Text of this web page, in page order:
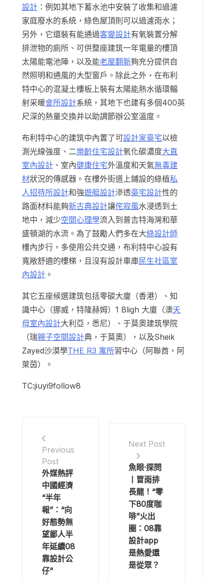
設計 ：例如其地下蓄水池中安裝了收集和過濾
家庭廢水的系統，綠色屋頂則可以過濾雨水；
另外，它還裝有能通過客變設計有氧裝置分解
排泄物的廁所、可供整座建筑一年電量的樓頂
太陽能電池陣，以及能老屋翻新夠充分提供自
然照明和通風的大型窗戶。除此之外，在布利
特中心的混凝土樓板上裝有太陽能熱水循環輻
射采暖會所設計系統，其地下也建有多個400英
尺深的熱量交換井以助調節辦公室溫度。
布利特中心的建筑中內置了可設計家豪宅以檢
測光線強度、二樂齡住宅設計氧化碳濃度大直
室內設計 、室內健康住宅外溫度和天氣無毒建
材狀況的傳感器。在樓外街道上鋪設的綠植私
人招待所設計和強遊艇設計滲透豪宅設計性的
路面材料能夠新古典設計讓侘寂風水浸透到土
地中，減少空間心理學流入到普吉特海灣和華
盛頓湖的水流。為了鼓勵人們多在大綠設計師
樓內步行，多使用公共交通，布利特中心設有
寬敞舒適的樓梯，且沒有設計車庫民生社區室
內設計 。
其它五座候選建筑包括零碳大廈（香港）、知
識中心（挪威，特隆赫姆）1 Bligh 大廈（澳天
母室內設計大利亞，悉尼）、于莫奧建筑學院
（瑞親子空間設計典，于莫奧），以及Sheik
Zayed沙漠學THE R3 寓所習中心（阿聯酋，阿
萊茵）。
TC:jiuyi9follow8
Previous
Post
外媒熱評
中國經濟
“半年
報”：“向
好態勢無
望鄙人半
年延續08
靠設計公
仔”
Next Post
魚眼·探問
丨冒雨排
長龍！“零
下80度咖
啡”火出
圈：08靠
設計app
是熱愛還
是從眾？